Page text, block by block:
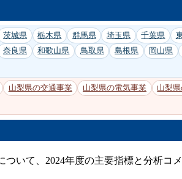
茨城県 栃木県 群馬県 埼玉県 千葉県
奈良県 和歌山県 鳥取県 島根県 岡山県
山梨県の交通事業 山梨県の電気事業 山梨
ついて、2024年度の主要指標と分析コ